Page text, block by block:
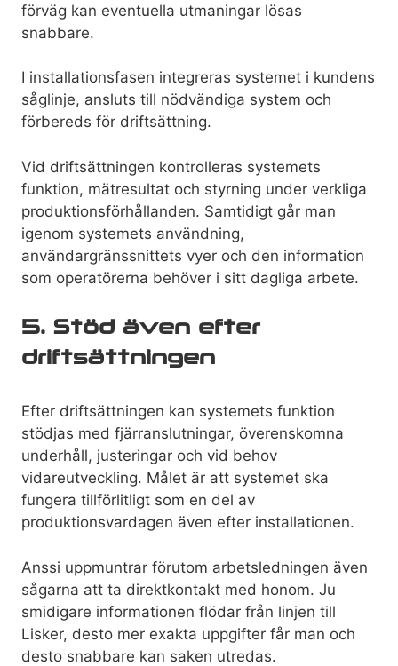
förväg kan eventuella utmaningar lösas
snabbare.
I installationsfasen integreras systemet i kundens
såglinje, ansluts till nödvändiga system och
förbereds för driftsättning.
Vid driftsättningen kontrolleras systemets
funktion, mätresultat och styrning under verkliga
produktionsförhållanden. Samtidigt går man
igenom systemets användning,
användargränssnittets vyer och den information
som operatörerna behöver i sitt dagliga arbete.
5. Stöd även efter
driftsättningen
Efter driftsättningen kan systemets funktion
stödjas med fjärranslutningar, överenskomna
underhåll, justeringar och vid behov
vidareutveckling. Målet är att systemet ska
fungera tillförlitligt som en del av
produktionsvardagen även efter installationen.
Anssi uppmuntrar förutom arbetsledningen även
sågarna att ta direktkontakt med honom. Ju
smidigare informationen flödar från linjen till
Lisker, desto mer exakta uppgifter får man och
desto snabbare kan saken utredas.